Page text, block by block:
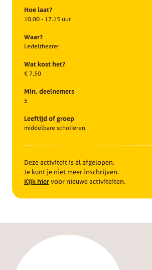
Hoe laat?
10.00 - 17.15 uur
Waar?
Ledeltheater
Wat kost het?
€ 7,50
Min. deelnemers
5
Leeftijd of groep
middelbare scholieren
Deze activiteit is al afgelopen.
Je kunt je niet meer inschrijven.
Kijk hiervoor nieuwe activiteiten.